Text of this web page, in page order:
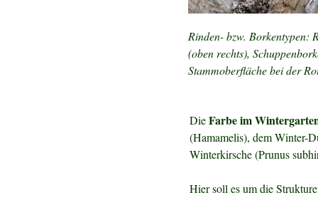
DieFarbe im
(Hamamelis), dem Winter-
Winterkirsche (Prunus
Hier soll es um die
Rinden- bzw. Borkentypen:
(oben rechts),
Stammoberfläche bei der